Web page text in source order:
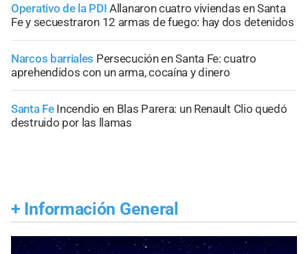
Operativo de la PDI Allanaron cuatro viviendas en Santa
Fe y secuestraron 12 armas de fuego: hay dos detenidos
Narcos barriales Persecución en Santa Fe: cuatro
aprehendidos con un arma, cocaína y dinero
Santa Fe Incendio en Blas Parera: un Renault Clio quedó
destruido por las llamas
+ Información General